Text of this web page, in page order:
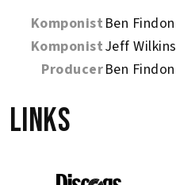
Komponist Ben Findon
KomponistJeff Wilkins
ProducerBen Findon
Links